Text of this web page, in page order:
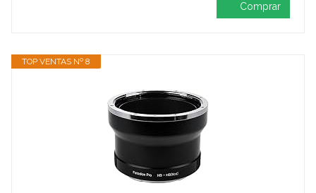
Comprar
TOP VENTAS Nº 8